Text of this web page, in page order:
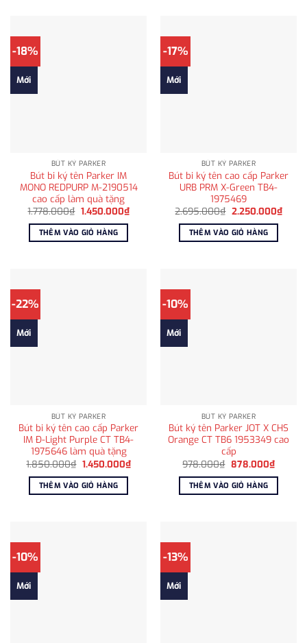
-18%
Mới
BÚT KÝ PARKER
Bút bi ký tên Parker IM
MONO REDPURP M-2190514
cao cấp làm quà tặng
1.778.000₫ Giá
là:
1.778.000₫.
1.450.000₫Giá
hiện
1.450.000₫.
THÊM VÀO GIỎ HÀNG
-17%
Mới
BÚT KÝ PARKER
Bút bi ký tên cao cấp Parker
URB PRM X-Green TB4-
1975469
2.695.000₫ Giá
là:
2.695.000₫.
2.250.000₫Giá
hiện
THÊM VÀO GIỎ HÀNG
-22%
Mới
BÚT KÝ PARKER
Bút bi ký tên cao cấp Parker
IM Đ-Light Purple CT TB4-
1975646 làm quà tặng
1.850.000₫ Giá
là:
1.850.000₫.
1.450.000₫Giá
hiện
1.450.000₫.
THÊM VÀO GIỎ HÀNG
-10%
Mới
BÚT KÝ PARKER
Bút ký tên Parker JOT X CHS
Orange CT TB6 1953349 cao
cấp
978.000₫ Giá
là:
978.000₫.
878.000₫Giá
hiện
tại
THÊM VÀO GIỎ HÀNG
-10%
Mới
-13%
Mới